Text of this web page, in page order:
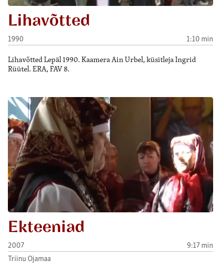
Lihavõtted
1990 1:10 min
Lihavõtted Lepäl 1990. Kaamera Ain Urbel, küsitleja Ingrid
Rüütel. ERA, FAV 8.
Ekteeniad
2007
9:17 min
Triinu Ojamaa